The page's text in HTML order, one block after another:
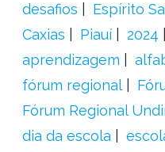
desafios
Espírito
Caxias
Piauí 2024
aprendizagem
fórum regional
Fórum Regional
dia da escola